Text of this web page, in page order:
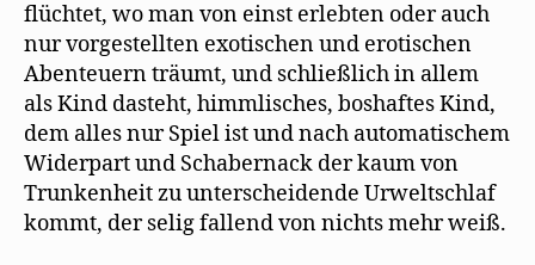
flüchtet, wo man von einst erlebten oder auch
nur vorgestellten exotischen und erotischen
Abenteuern träumt, und schließlich in allem
als Kind dasteht, himmlisches, boshaftes Kind,
dem alles nur Spiel ist und nach automatischem
Widerpart und Schabernack der kaum von
Trunkenheit zu unterscheidende Urweltschlaf
kommt, der selig fallend von nichts mehr weiß.